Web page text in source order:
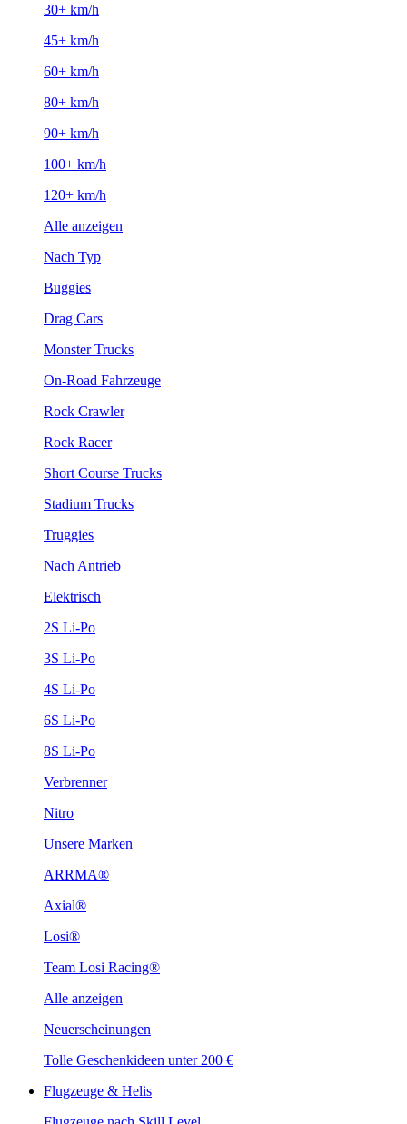
30+ km/h
45+ km/h
60+ km/h
80+ km/h
90+ km/h
100+ km/h
120+ km/h
Alle anzeigen
Nach Typ
Buggies
Drag Cars
Monster Trucks
On-Road Fahrzeuge
Rock Crawler
Rock Racer
Short Course Trucks
Stadium Trucks
Truggies
Nach Antrieb
Elektrisch
2S Li-Po
3S Li-Po
4S Li-Po
6S Li-Po
8S Li-Po
Verbrenner
Nitro
Unsere Marken
ARRMA®
Axial®
Losi®
Team Losi Racing®
Alle anzeigen
Neuerscheinungen
Tolle Geschenkideen unter 200 €
Flugzeuge & Helis